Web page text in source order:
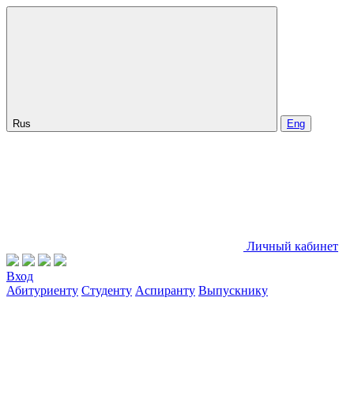
Rus Eng
Личный кабинет
Вход
Абитуриенту Студенту Аспиранту Выпускнику